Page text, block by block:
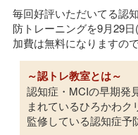
毎回好評いただいてる認
防トレーニングを9月29
加費は無料になりますの
～認トレ教室とは～
認知症・MCIの早期発
まれているひろかわ
監修している認知症予